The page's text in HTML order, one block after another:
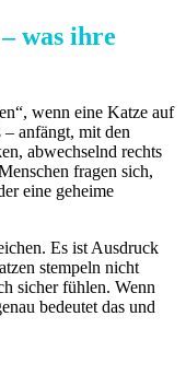
was ihre
wenn eine Katze auf
anfängt, mit den
abwechselnd rechts
fragen sich,
eine geheime
Es ist Ausdruck
stempeln nicht
sicher fühlen. Wenn
bedeutet das und